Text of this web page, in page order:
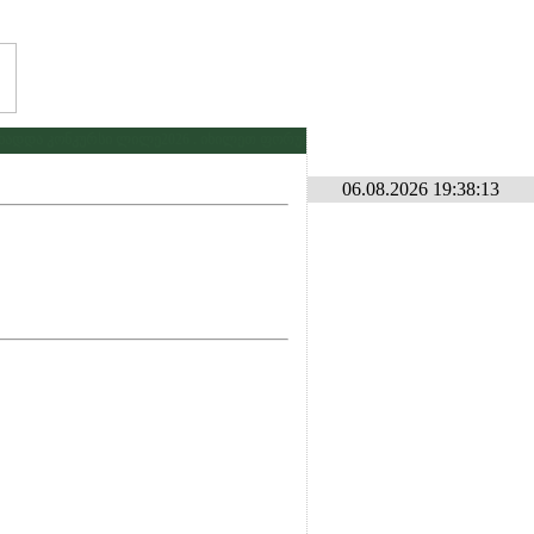
კონკურსი ლილე2026 . იხილეთ ფორუმზე კონკურსების განყოფილებაში
06.08.2026 19:38:13